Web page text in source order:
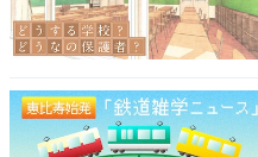
知名度が高
グ！ 2位「横
【2025年調査